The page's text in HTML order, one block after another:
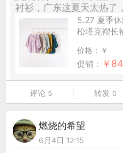
衬衫，广东这夏天太热了
5.27 夏季
松塔克褶长
价格： ￥
促销： ￥
评论 5 转发 0
燃烧的希望
6月4日 12:15